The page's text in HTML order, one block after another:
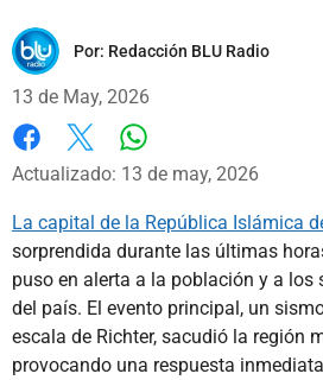
Por: Redacción BLU Radio
13 de May, 2026
Facebook
X
Actualizado: 13 de may, 2026
La capital de la República Islámica
sorprendida durante las últimas
puso en alerta a la población y a los
del país. El evento principal, un
escala de Richter, sacudió la región
provocando una respuesta